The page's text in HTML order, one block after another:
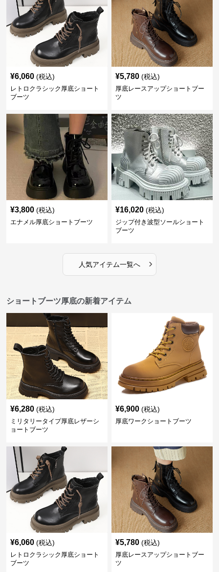
¥6,060 (税込)
レトロクラシック厚底ショート
ブーツ
¥5,780 (税込)
厚底レースアップショートブー
ツ
¥3,800 (税込)
エナメル厚底ショートブーツ
¥16,020 (税込)
ジップ付き波型ソールショート
ブーツ
人気アイテム一覧へ ›
ショートブーツ厚底の新着アイテム
¥6,280 (税込)
ミリタリータイプ厚底レザーシ
ョートブーツ
¥6,900 (税込)
厚底ワークショートブーツ
¥6,060 (税込)
レトロクラシック厚底ショート
ブーツ
¥5,780 (税込)
厚底レースアップショートブー
ツ